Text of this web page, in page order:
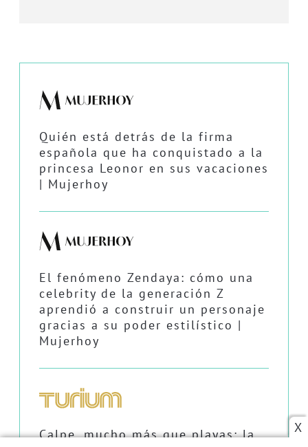
X
Quién está detrás de la firma
española que ha conquistado a la
princesa Leonor en sus vacaciones
| Mujerhoy
El fenómeno Zendaya: cómo una
celebrity de la generación Z
aprendió a construir un personaje
gracias a su poder estilístico |
Mujerhoy
Calpe, mucho más que playas: la